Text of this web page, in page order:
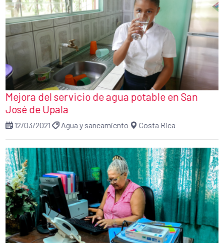
Mejora del servicio de agua potable en San
José de Upala
12/03/2021 Agua y saneamiento Costa Rica